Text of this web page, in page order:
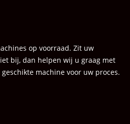
op voorraad. Zit uw
bij, dan helpen wij u graag met
machine voor uw proces.